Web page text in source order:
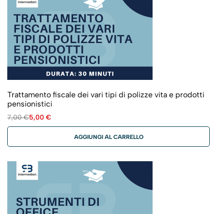
Trattamento fiscale dei vari tipi di polizze vita e prodotti
pensionistici
7,00€5,00 €
AGGIUNGI AL CARRELLO